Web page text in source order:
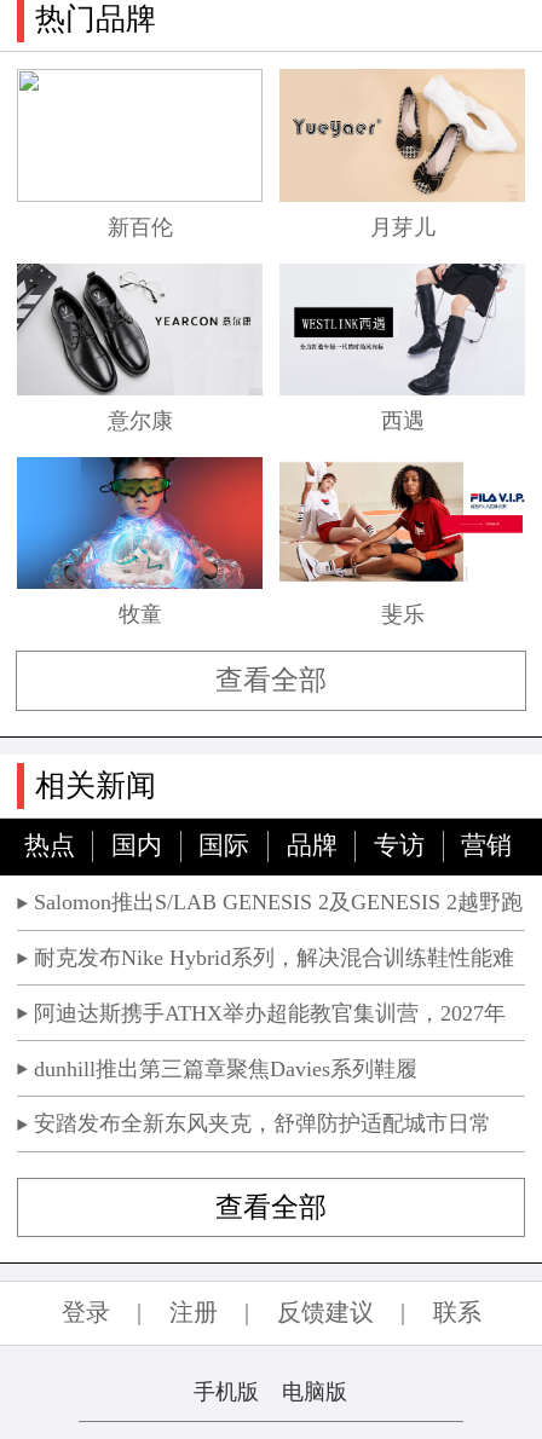
热门品牌
新百伦 月芽儿
意尔康 西遇
牧童 斐乐
查看全部
相关新闻
热点 国内 国际 品牌 专访 营销
Salomon推出S/LAB GENESIS 2及GENESIS 2越野跑
鞋
耐克发布Nike Hybrid系列，解决混合训练鞋性能难
题
阿迪达斯携手ATHX举办超能教官集训营，2027年
ATHX GAMES落地京沪
dunhill推出第三篇章聚焦Davies系列鞋履
安踏发布全新东风夹克，舒弹防护适配城市日常
查看全部
登录 注册 反馈建议 联系
手机版 电脑版